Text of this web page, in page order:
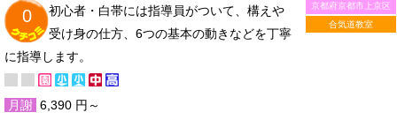
京都府京都市上京区
合気道教室
0
初心者・白帯には指導員がついて、構えや
受け身の仕方、6つの基本の動きなどを丁寧
に指導します。
月謝 6,390 円～